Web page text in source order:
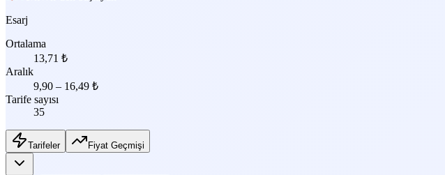
Esarj
Ortalama
13,71 ₺
Aralık
9,90 – 16,49 ₺
Tarife sayısı
35
Tarifeler Fiyat Geçmişi